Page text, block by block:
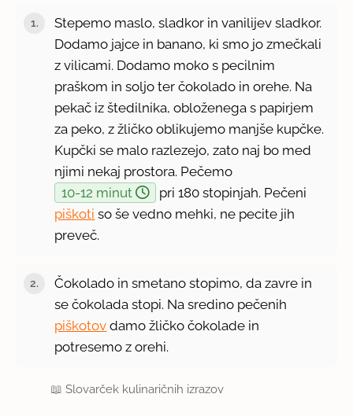
Stepemo maslo, sladkor in vanilijev sladkor.
Dodamo jajce in banano, ki smo jo zmečkali
z vilicami. Dodamo moko s pecilnim
praškom in soljo ter čokolado in orehe. Na
pekač iz štedilnika, obloženega s papirjem
za peko, z žličko oblikujemo manjše kupčke.
Kupčki se malo razlezejo, zato naj bo med
njimi nekaj prostora. Pečemo
10-12 minut
pri 180 stopinjah. Pečeni
piškoti so še vedno mehki, ne pecite jih
preveč.
Čokolado in smetano stopimo, da zavre in
se čokolada stopi. Na sredino pečenih
piškotov damo žličko čokolade in
potresemo z orehi.
📖Slovarček kulinaričnih izrazov